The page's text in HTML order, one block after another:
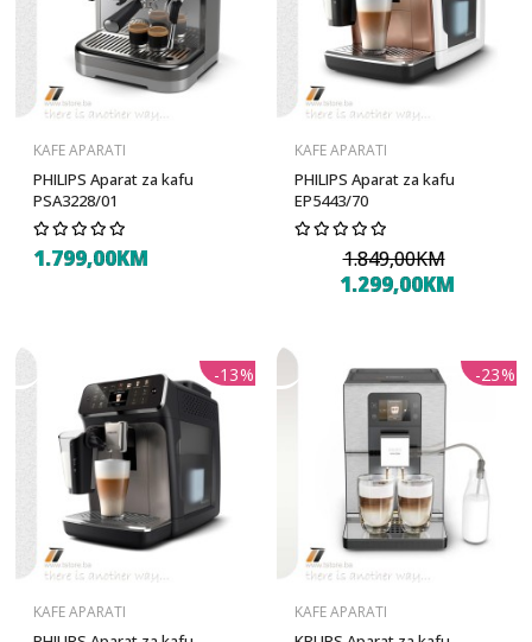
KAFE APARATI
PHILIPS Aparat za kafu
PSA3228/01
1.799,00KM
KAFE APARATI
PHILIPS Aparat za kafu
EP5443/70
1.849,00KM
1.299,00KM
-13%
KAFE APARATI
-23%
KAFE APARATI